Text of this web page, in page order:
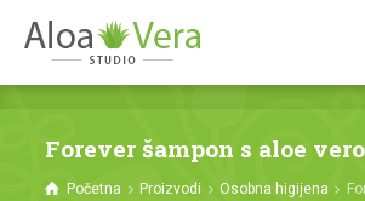
Forever šampon s aloe
Početna Proizvodi Osobna higijena